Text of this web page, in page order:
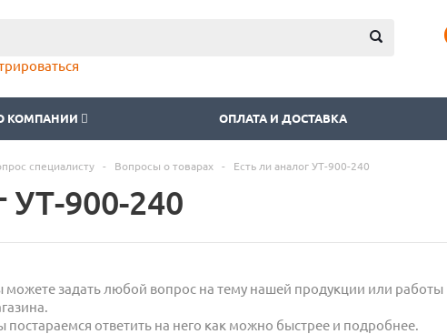
КОМПАНИИ ОПЛАТА И ДОСТАВКА
специалисту - Вопросы о товарах - Есть ли аналог УТ-900-240
УТ-900-240
можете задать любой вопрос на тему нашей продукции или работы
постараемся ответить на него как можно быстрее и подробнее.